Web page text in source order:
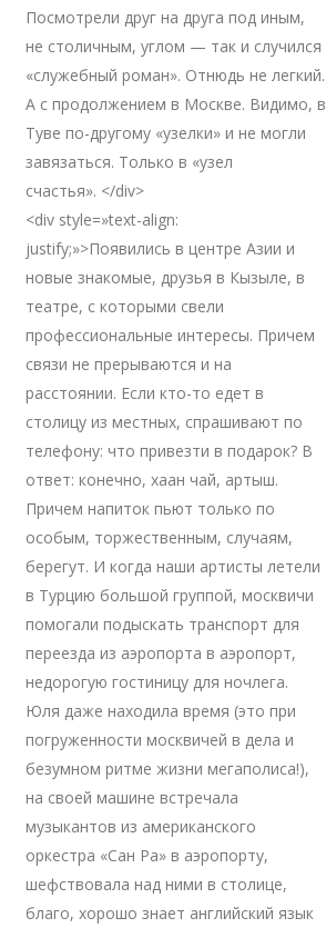
Посмотрели друг на друга под иным,
не столичным, углом — так и случился
«служебный роман». Отнюдь не легкий.
А с продолжением в Москве. Видимо, в
Туве по-другому «узелки» и не могли
завязаться. Только в «узел
счастья». </div>
<div style=»text-align:
justify;»>Появились в центре Азии и
новые знакомые, друзья в Кызыле, в
театре, с которыми свели
профессиональные интересы. Причем
связи не прерываются и на
расстоянии. Если кто-то едет в
столицу из местных, спрашивают по
телефону: что привезти в подарок? В
ответ: конечно, хаан чай, артыш.
Причем напиток пьют только по
особым, торжественным, случаям,
берегут. И когда наши артисты летели
в Турцию большой группой, москвичи
помогали подыскать транспорт для
переезда из аэропорта в аэропорт,
недорогую гостиницу для ночлега.
Юля даже находила время (это при
погруженности москвичей в дела и
безумном ритме жизни мегаполиса!),
на своей машине встречала
музыкантов из американского
оркестра «Сан Ра» в аэропорту,
шефствовала над ними в столице,
благо, хорошо знает английский язык